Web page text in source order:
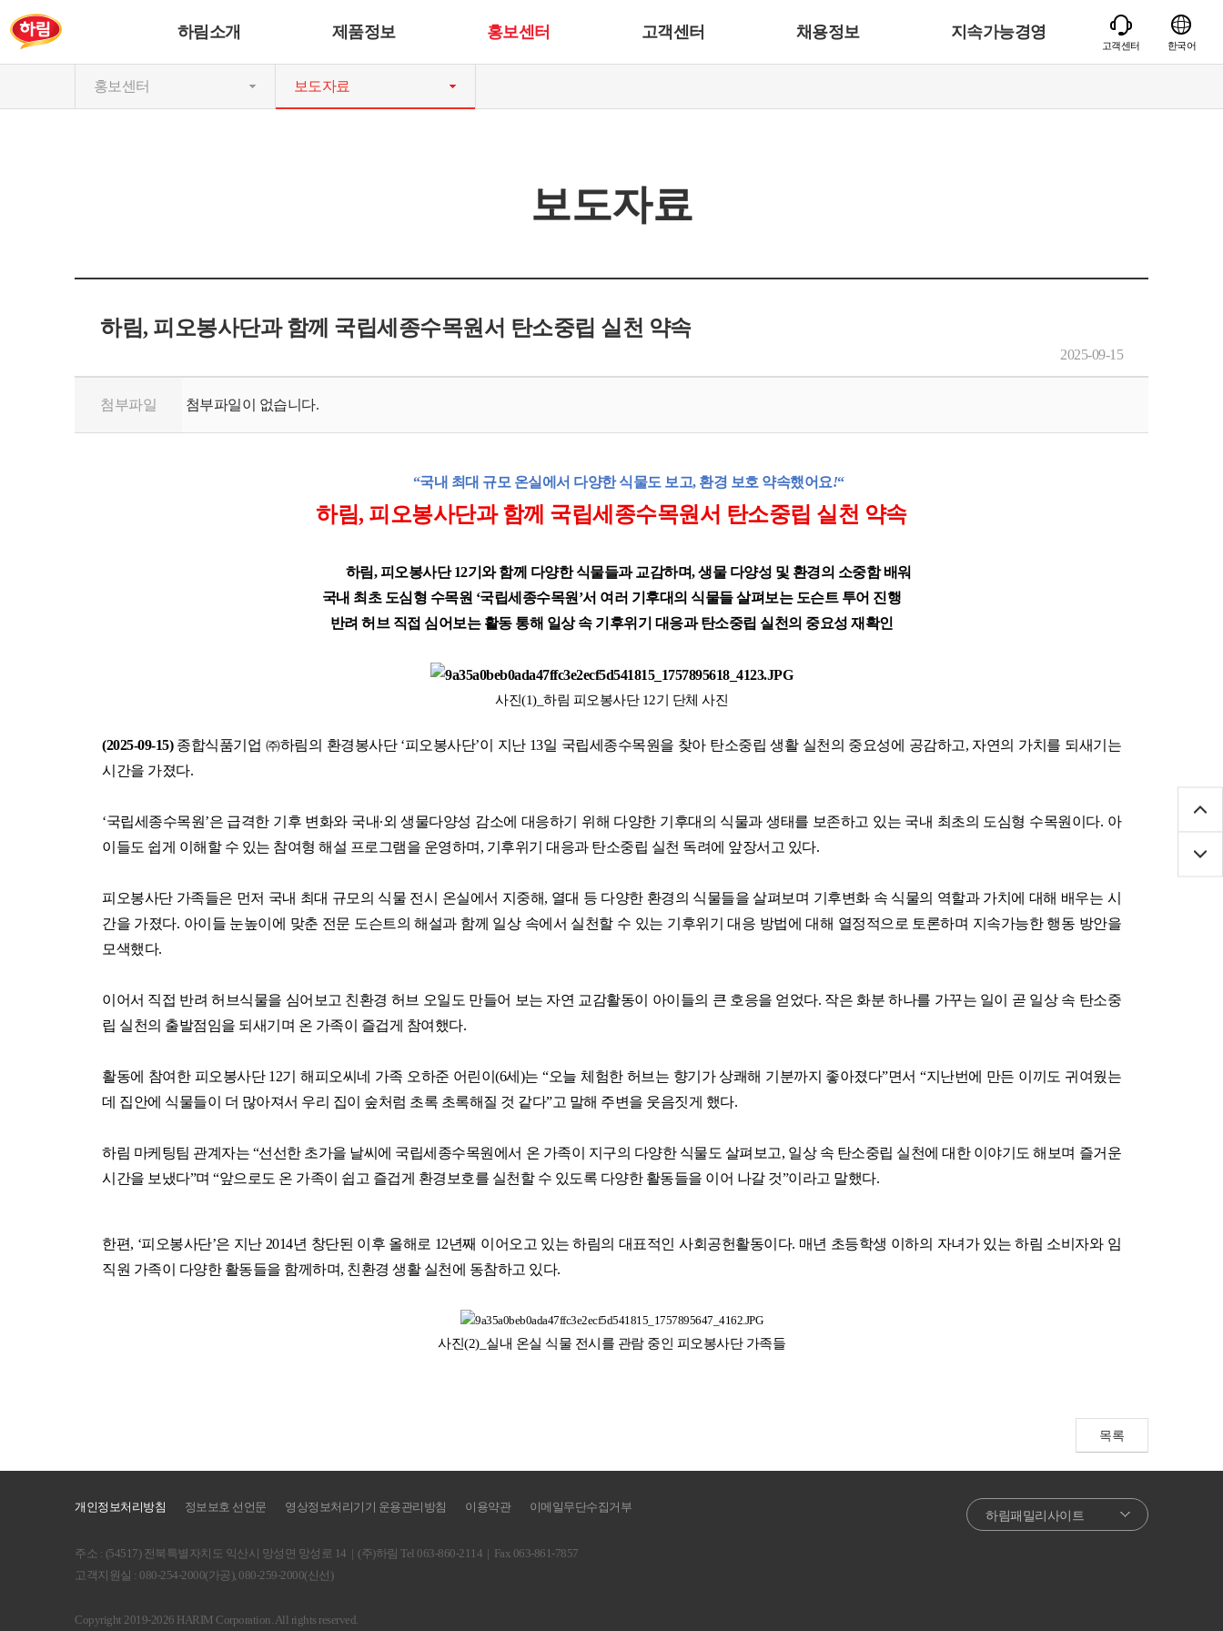
하림소개 제품정보 홍보센터 고객센터 채용정보 지속가능경영
고객센터 한국어
홍보센터 보도자료
보도자료
하림, 피오봉사단과 함께 국립세종수목원서 탄소중립 실천 약속
2025-09-15
첨부파일 첨부파일이 없습니다.
“국내 최대 규모 온실에서 다양한 식물도 보고, 환경 보호 약속했어요!“
하림, 피오봉사단과 함께 국립세종수목원서 탄소중립 실천 약속
하림,피오봉사단12기와 함께 다양한 식물들과 교감하며,생물 다양성 및 환경의 소중함 배워
국내 최초 도심형 수목원 ‘국립세종수목원 ’서 여러 기후대의 식물들 살펴보는 도슨트 투어 진행
반려 허브 직접 심어보는 활동 통해 일상 속 기후위기 대응과 탄소중립 실천의 중요성 재확인
사진(1)_ 하림 피오봉사단 12기 단체 사진
(2025-09-15) 종합식품기업 ㈜하림의 환경봉사단 ‘피오봉사단’이 지난 13일 국립세종수목원을 찾아 탄소중립 생활 실천의 중요성에 공감하고, 자연의 가치를 되새기는
시간을 가졌다.
‘국립세종수목원’은 급격한 기후 변화와 국내∙외 생물다양성 감소에 대응하기 위해 다양한 기후대의 식물과 생태를 보존하고 있는 국내 최초의 도심형 수목원이다. 아
이들도 쉽게 이해할 수 있는 참여형 해설 프로그램을 운영하며 , 기후위기 대응과 탄소중립 실천 독려에 앞장서고 있다.
피오봉사단 가족들은 먼저 국내 최대 규모의 식물 전시 온실에서 지중해, 열대 등 다양한 환경의 식물들을 살펴보며 기후변화 속 식물의 역할과 가치에 대해 배우는 시
간을 가졌다. 아이들 눈높이에 맞춘 전문 도슨트의 해설과 함께 일상 속에서 실천할 수 있는 기후위기 대응 방법에 대해 열정적으로 토론하며 지속가능한 행동 방안을
모색했다.
이어서 직접 반려 허브식물을 심어보고 친환경 허브 오일도 만들어 보는 자연 교감활동이 아이들의 큰 호응을 얻었다. 작은 화분 하나를 가꾸는 일이 곧 일상 속 탄소중
립 실천의 출발점임을 되새기며 온 가족이 즐겁게 참여했다.
활동에 참여한 피오봉사단12기 해피오씨네 가족 오하준 어린이(6세 )는“오늘 체험한 허브는 향기가 상쾌해 기분까지 좋아졌다”면서“지난번에 만든 이끼도 귀여웠는
데 집안에 식물들이 더 많아져서 우리 집이 숲처럼 초록 초록해질 것 같다”고 말해 주변을 웃음짓게 했다.
하림 마케팅팀 관계자는 “선선한 초가을 날씨에 국립세종수목원에서 온 가족이 지구의 다양한 식물도 살펴보고, 일상 속 탄소중립 실천에 대한 이야기도 해보며 즐거운
시간을 보냈다”며 “앞으로도 온 가족이 쉽고 즐겁게 환경보호를 실천할 수 있도록 다양한 활동들을 이어 나갈 것”이라고 말했다.
한편, ‘피오봉사단’은 지난2014년 창단된 이후 올해로 12년째 이어오고 있는 하림의 대표적인 사회공헌활동이다. 매년 초등학생 이하의 자녀가 있는 하림 소비자와 임
직원 가족이 다양한 활동들을 함께하며, 친환경 생활 실천에 동참하고 있다.
사진 (2)_ 실내 온실 식물 전시를 관람 중인 피오봉사단 가족들
목록
개인정보처리방침 정보보호 선언문 영상정보처리기기 운용관리방침 이용약관 이메일무단수집거부
주소 : (54517) 전북특별자치도 익산시 망성면 망성로 14 | (주)하림 Tel 063-860-2114 | Fax 063-861-7857
고객지원실 : 080-254-2000(가공), 080-259-2000(신선)
Copyright 2019-2026 HARIM Corporation. All rights reserved.